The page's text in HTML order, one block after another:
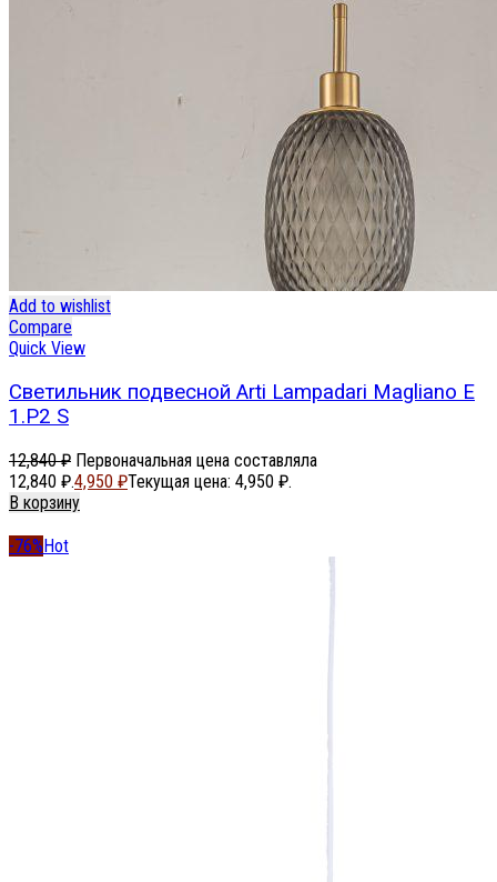
Add to wishlist
Compare
Quick View
Светильник подвесной Arti Lampadari Magliano E
1.P2 S
12,840₽ Первоначальная цена составляла
12,840 ₽.4,950 ₽Текущая цена: 4,950 ₽.
В корзину
-76%Hot